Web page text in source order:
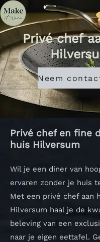
Privé chef
Privé chef en fine
huis Hilversum
Wil je een diner van
ervaren zonder je huis
Met een privé chef aan
Hilversum haal je de
beleving van een
naar je eigen eettafel.